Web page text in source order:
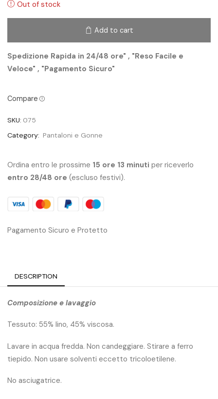
Out of stock
Add to cart
Spedizione Rapida in 24/48 ore" , "Reso Facile e
Veloce" , "Pagamento Sicuro"
Compare
SKU: 075
Category: Pantaloni e Gonne
Ordina entro le prossime 15 ore 13 minuti per riceverlo
entro 28/48 ore (escluso festivi).
Pagamento Sicuro e Protetto
DESCRIPTION
Composizione e lavaggio
Tessuto: 55% lino, 45% viscosa.
Lavare in acqua fredda. Non candeggiare. Stirare a ferro
tiepido. Non usare solventi eccetto tricoloetilene.
No asciugatrice.